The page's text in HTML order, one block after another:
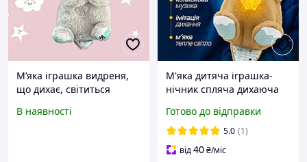
Мʼяка іграшка видреня,
що дихає, світиться
(видра)
В наявності
М'яка дитяча іграшка-
нічник спляча дихаюча
іграшка зі звуком
дихання видри для сну 30
см
Готово до відправки
5.0 (1)
від40₴/міс